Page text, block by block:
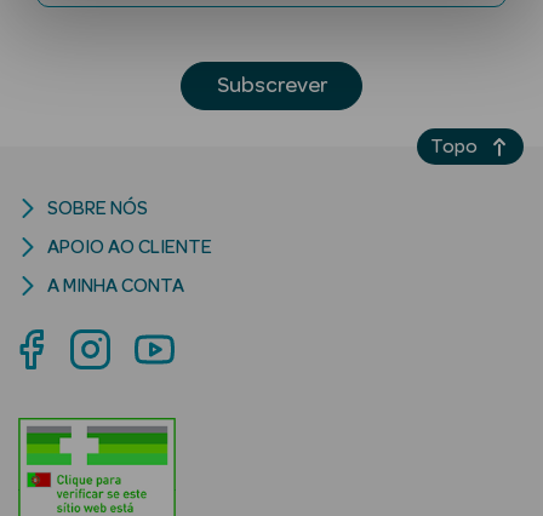
Solares
Rosto
Lábios
Solares Bebé e
Criança
Subscrever
SOBRE NÓS
APOIO AO CLIENTE
A MINHA CONTA
Topo